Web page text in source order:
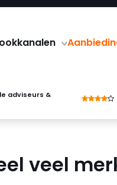
adviseurs &
veel